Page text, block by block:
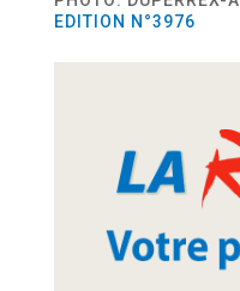
EDITION N°3976